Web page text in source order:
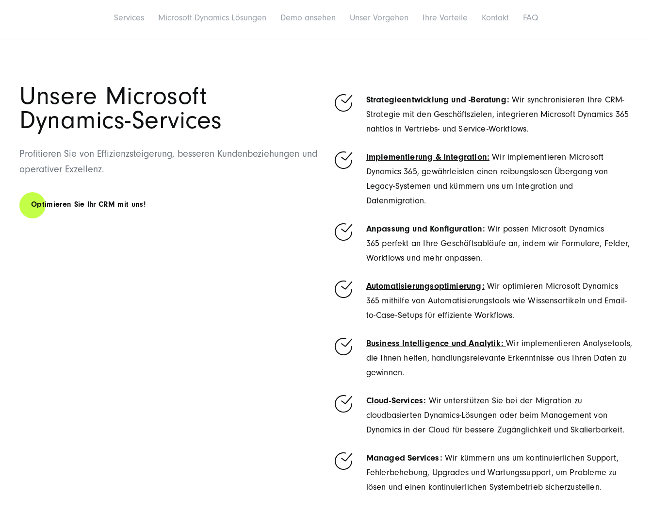
Services Microsoft Dynamics Lösungen Demo ansehen Unser Vorgehen Ihre Vorteile Kontakt FAQ
Unsere Microsoft
Dynamics-Services
Profitieren Sie von Effizienzsteigerung, besseren Kundenbeziehungen und
operativer Exzellenz.
Optimieren Sie Ihr CRM mit uns!
Strategieentwicklung und -Beratung: Wir synchronisieren Ihre CRM-
Strategie mit den Geschäftszielen, integrieren Microsoft Dynamics 365
nahtlos in Vertriebs- und Service-Workflows.
Implementierung & Integration: Wir implementieren Microsoft
Dynamics 365, gewährleisten einen reibungslosen Übergang von
Legacy-Systemen und kümmern uns um Integration und
Datenmigration.
Anpassung und Konfiguration: Wir passen Microsoft Dynamics
365 perfekt an Ihre Geschäftsabläufe an, indem wir Formulare, Felder,
Workflows und mehr anpassen.
Automatisierungsoptimierung:Wir optimieren Microsoft Dynamics
365 mithilfe von Automatisierungstools wie Wissensartikeln und Email-
to-Case-Setups für effiziente Workflows.
Business Intelligence und Analytik: Wir implementieren Analysetools,
die Ihnen helfen, handlungsrelevante Erkenntnisse aus Ihren Daten zu
gewinnen.
Cloud-Services:Wir unterstützen Sie bei der Migration zu
cloudbasierten Dynamics-Lösungen oder beim Management von
Dynamics in der Cloud für bessere Zugänglichkeit und Skalierbarkeit.
Managed Services: Wir kümmern uns um kontinuierlichen Support,
Fehlerbehebung, Upgrades und Wartungssupport, um Probleme zu
lösen und einen kontinuierlichen Systembetrieb sicherzustellen.